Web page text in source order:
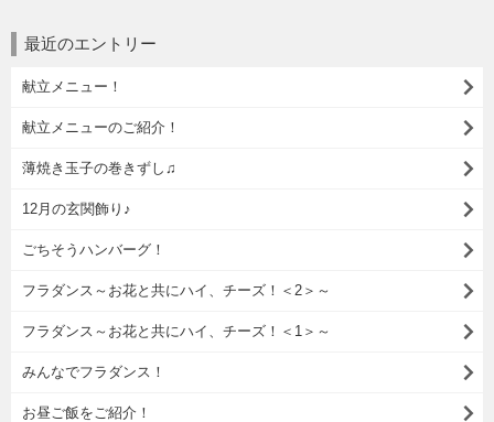
最近のエントリー
献立メニュー！
献立メニューのご紹介！
薄焼き玉子の巻きずし♫
12月の玄関飾り♪
ごちそうハンバーグ！
フラダンス～お花と共にハイ、チーズ！＜2＞～
フラダンス～お花と共にハイ、チーズ！＜1＞～
みんなでフラダンス！
お昼ご飯をご紹介！